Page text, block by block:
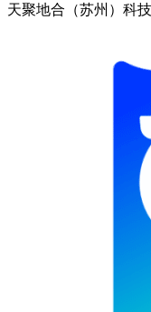
天聚地合（苏州）科